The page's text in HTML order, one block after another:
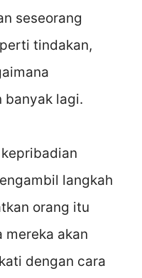
seseorang
tindakan,
banyak lagi.
langkah
orang itu
mereka akan
dengan cara